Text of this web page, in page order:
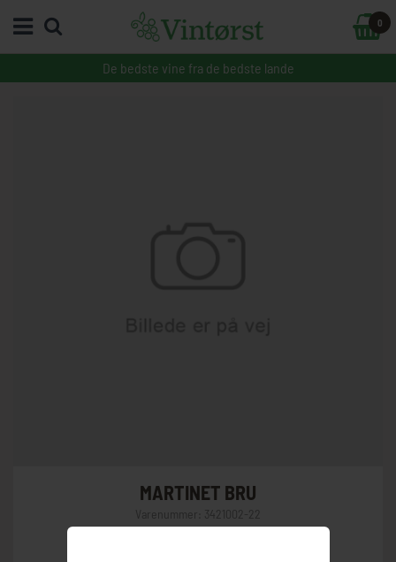
De bedste vine fra de bedste lande
0
MARTINET BRU
Varenummer: 3421002-22